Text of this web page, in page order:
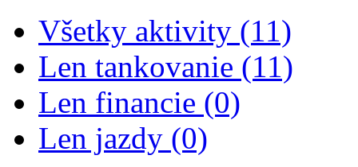
Všetky aktivity (11)
Len tankovanie (11)
Len financie (0)
Len jazdy (0)